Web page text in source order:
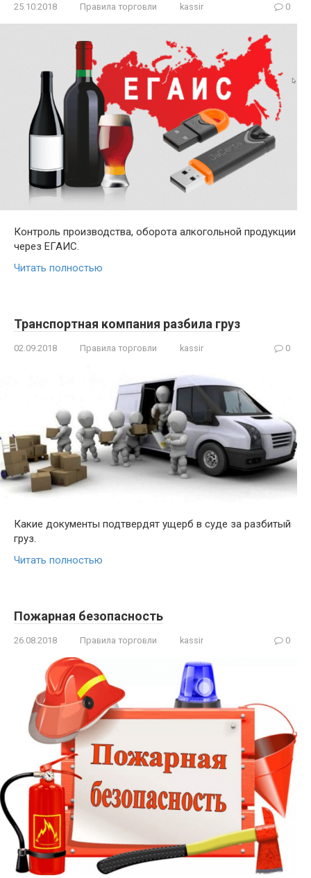
25.10.2018 Правила торговли kassir 0
Контроль производства, оборота алкогольной продукции
через ЕГАИС.
Читать полностью
Транспортная компания разбила груз
02.09.2018 Правила торговли kassir 0
Какие документы подтвердят ущерб в суде за разбитый
груз.
Читать полностью
Пожарная безопасность
26.08.2018 Правила торговли kassir 0